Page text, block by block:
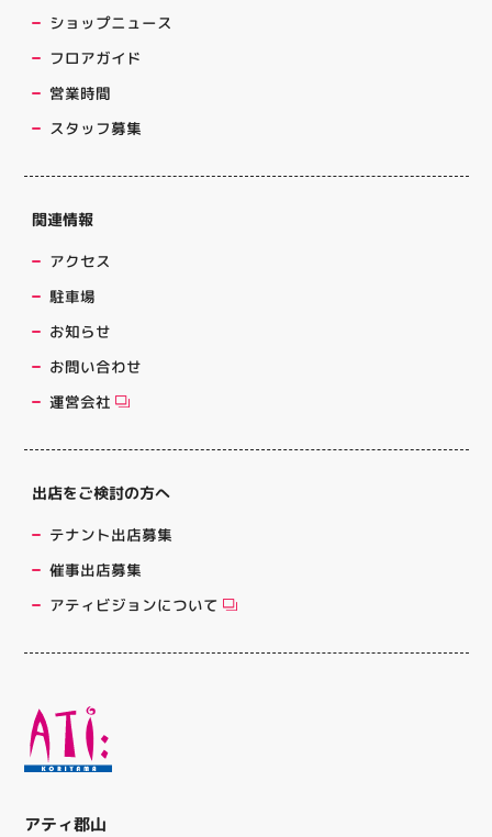
アティ郡山
ショップニュース
フロアガイド
営業時間
スタッフ募集
関連情報
アクセス
駐車場
お知らせ
お問い合わせ
運営会社
出店をご検討の方へ
テナント出店募集
催事出店募集
アティビジョンについて